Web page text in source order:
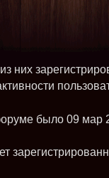
них
было 09 мар